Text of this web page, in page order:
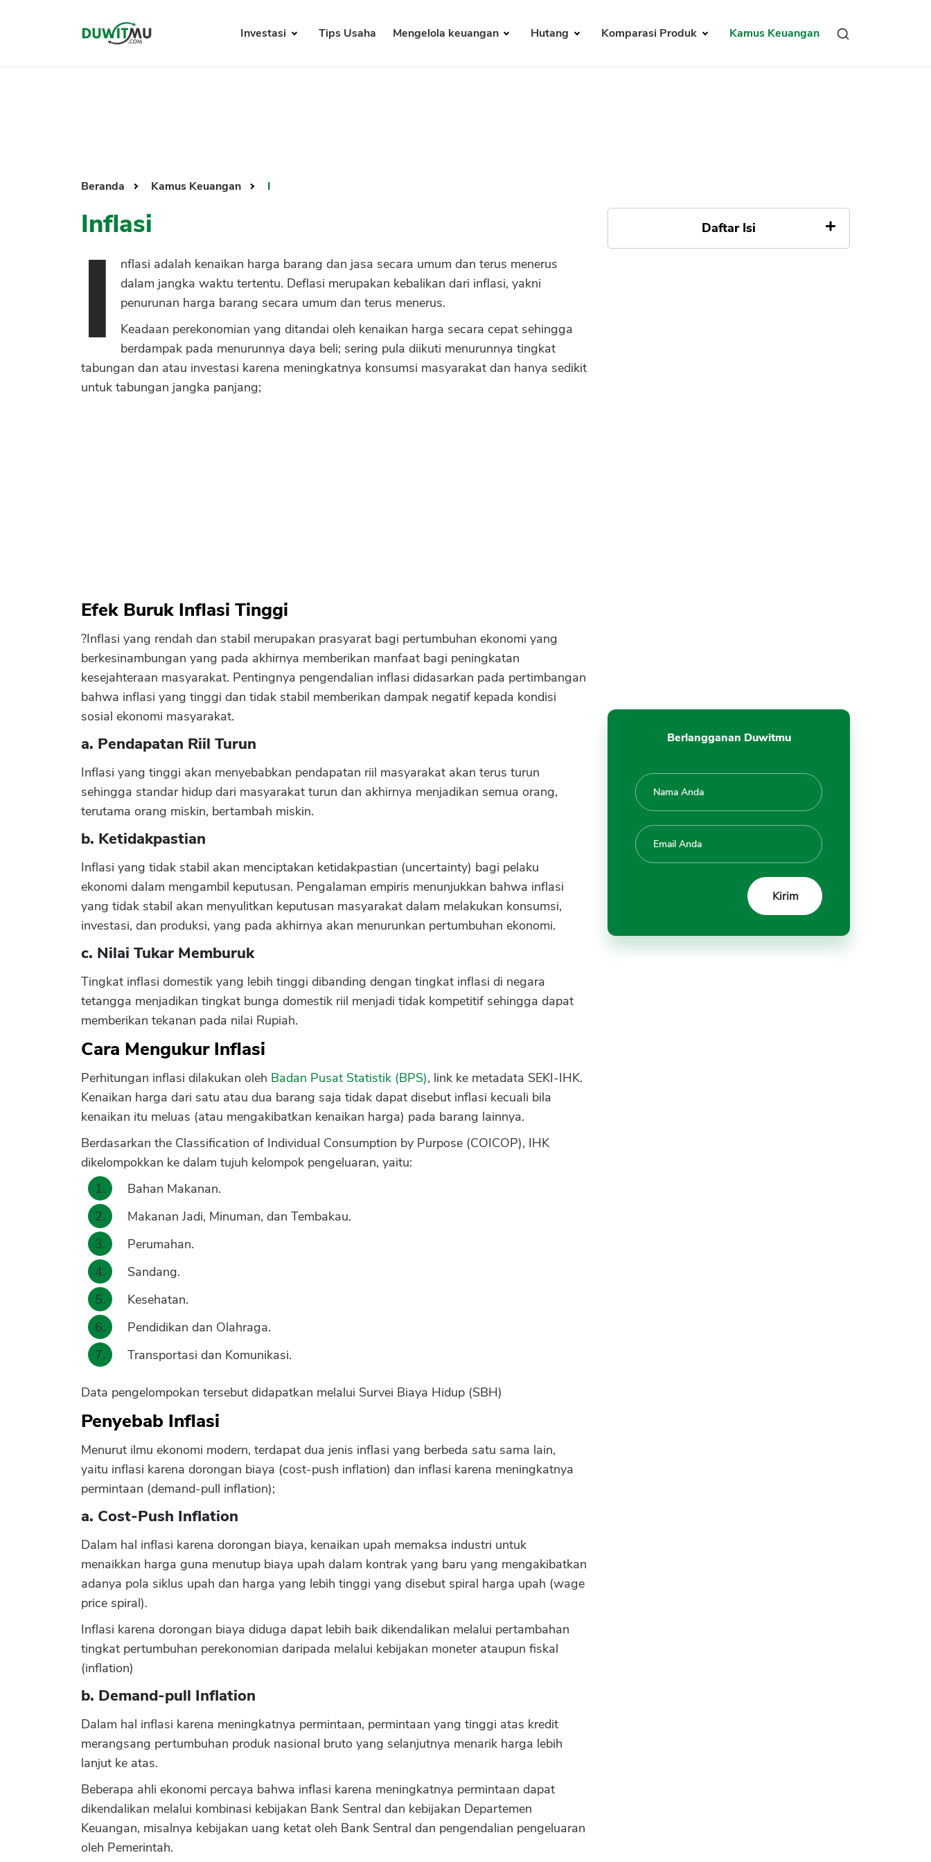
Investasi Tips Usaha Mengelola keuangan Hutang Komparasi Produk Kamus Keuangan
Beranda Kamus Keuangan I
Inflasi
I
nflasi adalah kenaikan harga barang dan jasa secara umum dan terus menerus
dalam jangka waktu tertentu. Deflasi merupakan kebalikan dari inflasi, yakni
penurunan harga barang secara umum dan terus menerus.
Keadaan perekonomian yang ditandai oleh kenaikan harga secara cepat sehingga
berdampak pada menurunnya daya beli; sering pula diikuti menurunnya tingkat
tabungan dan atau investasi karena meningkatnya konsumsi masyarakat dan hanya sedikit
untuk tabungan jangka panjang;
Efek Buruk Inflasi Tinggi
?Inflasi yang rendah dan stabil merupakan prasyarat bagi pertumbuhan ekonomi yang
berkesinambungan yang pada akhirnya memberikan manfaat bagi peningkatan
kesejahteraan masyarakat. Pentingnya pengendalian inflasi didasarkan pada pertimbangan
bahwa inflasi yang tinggi dan tidak stabil memberikan dampak negatif kepada kondisi
sosial ekonomi masyarakat.
a. Pendapatan Riil Turun
Inflasi yang tinggi akan menyebabkan pendapatan riil masyarakat akan terus turun
sehingga standar hidup dari masyarakat turun dan akhirnya menjadikan semua orang,
terutama orang miskin, bertambah miskin.
b. Ketidakpastian
Inflasi yang tidak stabil akan menciptakan ketidakpastian (uncertainty) bagi pelaku
ekonomi dalam mengambil keputusan. Pengalaman empiris menunjukkan bahwa inflasi
yang tidak stabil akan menyulitkan keputusan masyarakat dalam melakukan konsumsi,
investasi, dan produksi, yang pada akhirnya akan menurunkan pertumbuhan ekonomi.
c. Nilai Tukar Memburuk
Tingkat inflasi domestik yang lebih tinggi dibanding dengan tingkat inflasi di negara
tetangga menjadikan tingkat bunga domestik riil menjadi tidak kompetitif sehingga dapat
memberikan tekanan pada nilai Rupiah.
Cara Mengukur Inflasi
Perhitungan inflasi dilakukan oleh Badan Pusat Statistik (BPS), link ke metadata SEKI-IHK.
Kenaikan harga dari satu atau dua barang saja tidak dapat disebut inflasi kecuali bila
kenaikan itu meluas (atau mengakibatkan kenaikan harga) pada barang lainnya.
Berdasarkan the Classification of Individual Consumption by Purpose (COICOP), IHK
dikelompokkan ke dalam tujuh kelompok pengeluaran, yaitu:
Bahan Makanan.
Makanan Jadi, Minuman, dan Tembakau.
Perumahan.
Sandang.
Kesehatan.
Pendidikan dan Olahraga.
Transportasi dan Komunikasi.
Data pengelompokan tersebut didapatkan melalui Survei Biaya Hidup (SBH)
Penyebab Inflasi
Menurut ilmu ekonomi modern, terdapat dua jenis inflasi yang berbeda satu sama lain,
yaitu inflasi karena dorongan biaya (cost-push inflation) dan inflasi karena meningkatnya
permintaan (demand-pull inflation);
a. Cost-Push Inflation
Dalam hal inflasi karena dorongan biaya, kenaikan upah memaksa industri untuk
menaikkan harga guna menutup biaya upah dalam kontrak yang baru yang mengakibatkan
adanya pola siklus upah dan harga yang lebih tinggi yang disebut spiral harga upah (wage
price spiral).
Inflasi karena dorongan biaya diduga dapat lebih baik dikendalikan melalui pertambahan
tingkat pertumbuhan perekonomian daripada melalui kebijakan moneter ataupun fiskal
(inflation)
b. Demand-pull Inflation
Dalam hal inflasi karena meningkatnya permintaan, permintaan yang tinggi atas kredit
merangsang pertumbuhan produk nasional bruto yang selanjutnya menarik harga lebih
lanjut ke atas.
Beberapa ahli ekonomi percaya bahwa inflasi karena meningkatnya permintaan dapat
dikendalikan melalui kombinasi kebijakan Bank Sentral dan kebijakan Departemen
Keuangan, misalnya kebijakan uang ketat oleh Bank Sentral dan pengendalian pengeluaran
oleh Pemerintah.
Daftar Isi
Berlangganan Duwitmu
OK
CANCEL